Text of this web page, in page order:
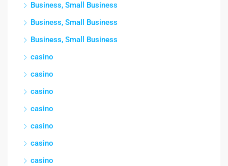
Business, Small Business
Business, Small Business
Business, Small Business
casino
casino
casino
casino
casino
casino
casino